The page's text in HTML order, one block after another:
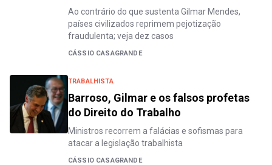
Ao contrário do que sustenta Gilmar Mendes,
países civilizados reprimem pejotização
fraudulenta; veja dez casos
CÁSSIO CASAGRANDE
TRABALHISTA
Barroso, Gilmar e os falsos profetas
do Direito do Trabalho
Ministros recorrem a falácias e sofismas para
atacar a legislação trabalhista
CÁSSIO CASAGRANDE